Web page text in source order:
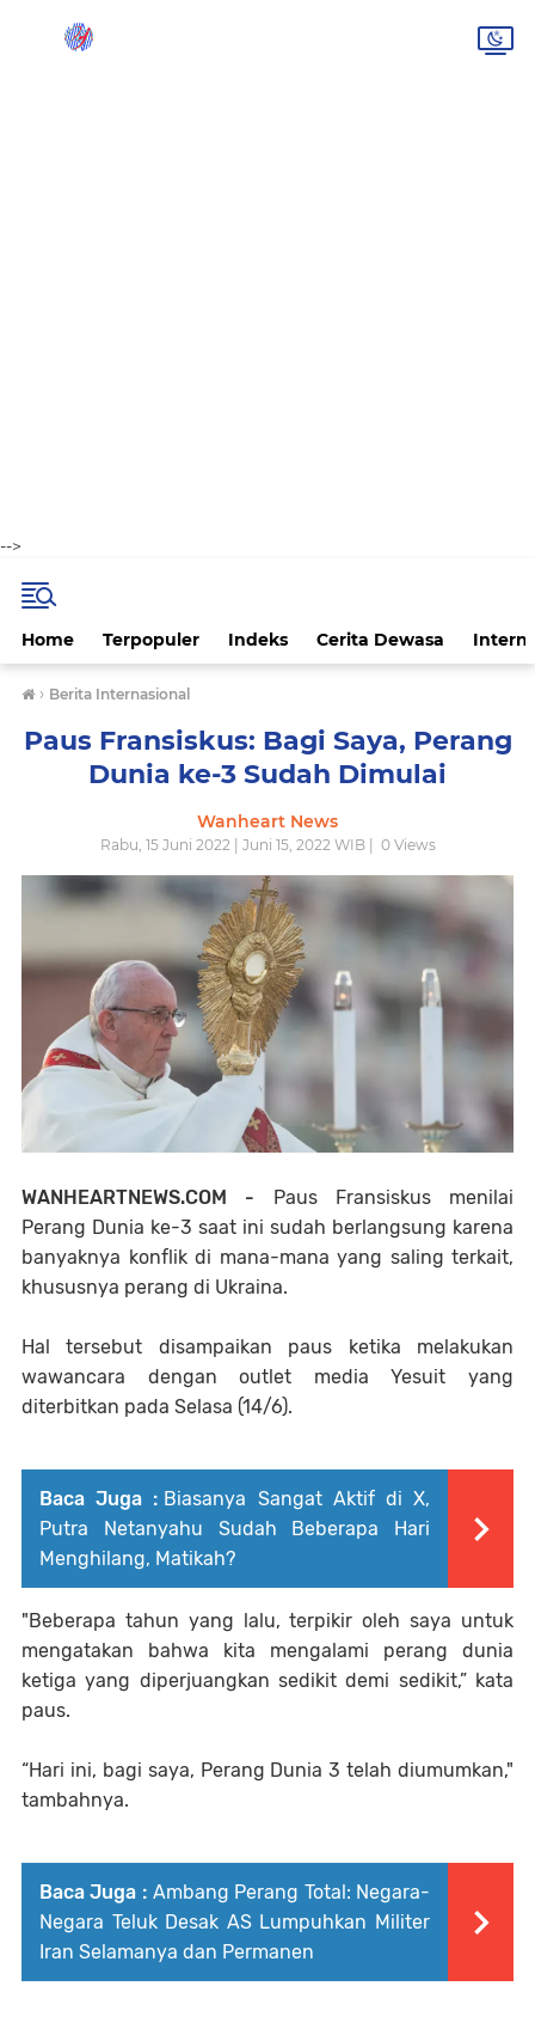
-->
Home Terpopuler Indeks Cerita Dewasa
› Berita Internasional
Paus Fransiskus: Bagi Saya, Perang
Dunia ke-3 Sudah Dimulai
Wanheart News
Rabu, 15 Juni 2022 | Juni 15, 2022 WIB | 0Views
WANHEARTNEWS.COM - Paus Fransiskus menilai
Perang Dunia ke-3 saat ini sudah berlangsung karena
banyaknya konflik di mana-mana yang saling terkait,
khususnya perang di Ukraina.
Hal tersebut disampaikan paus ketika melakukan
wawancara dengan outlet media Yesuit yang
diterbitkan pada Selasa (14/6).
Baca Juga : Biasanya Sangat Aktif di X,
Putra Netanyahu Sudah Beberapa Hari
Menghilang, Matikah?
"Beberapa tahun yang lalu, terpikir oleh saya untuk
mengatakan bahwa kita mengalami perang dunia
ketiga yang diperjuangkan sedikit demi sedikit,” kata
paus.
“Hari ini, bagi saya, Perang Dunia 3 telah diumumkan,"
tambahnya.
Baca Juga : Ambang Perang Total: Negara-
Negara Teluk Desak AS Lumpuhkan Militer
Iran Selamanya dan Permanen